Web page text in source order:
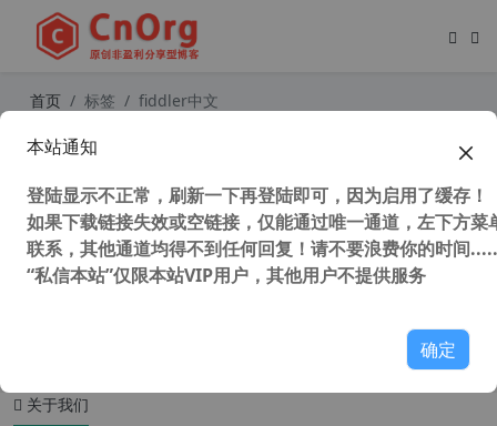
首页 标签 fiddler中文
与IDA配合可以破解所有需要连网程
序 抓包让你为所欲为
关于我们
本站通知
登陆显示不正常，刷新一下再登陆即可，因为启用了缓存！
如果下载链接失效或空链接，仅能通过唯一通道，左下方菜
联系，其他通道均得不到任何回复！请不要浪费你的时间
“私信本站”仅限本站VIP用户，其他用户不提供服务
确定